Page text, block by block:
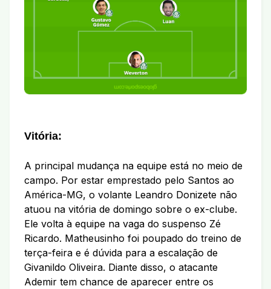
Vitória:
A principal mudança na equipe está no meio de
campo. Por estar emprestado pelo Santos ao
América-MG, o volante Leandro Donizete não
atuou na vitória de domingo sobre o ex-clube.
Ele volta à equipe na vaga do suspenso Zé
Ricardo. Matheusinho foi poupado do treino de
terça-feira e é dúvida para a escalação de
Givanildo Oliveira. Diante disso, o atacante
Ademir tem chance de aparecer entre os